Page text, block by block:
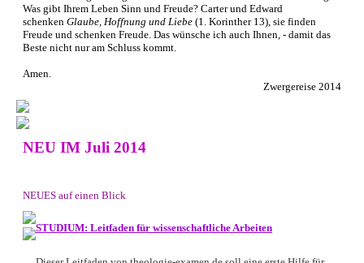
Was gibt Ihrem Leben Sinn und Freude? Carter und Edward
schenken Glaube, Hoffnung und Liebe (1. Korinther 13), sie finden
Freude und schenken Freude. Das wünsche ich auch Ihnen, - damit das
Beste nicht nur am Schluss kommt.
Amen.
Zwergereise 2014
NEU IM Juli 2014
NEUES auf einen Blick
STUDIUM: Leitfaden für wissenschaftliche Arbeiten